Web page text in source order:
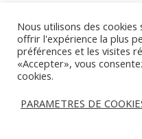
produits de saison
Chaque plat est préparé dans
instants simples en souvenirs
Nouveauté 2025 : Le
Nous utilisons des
offrir l'expérience la plus
préférences et les visites
«Accepter», vous
cookies.
PARAMETRES DE